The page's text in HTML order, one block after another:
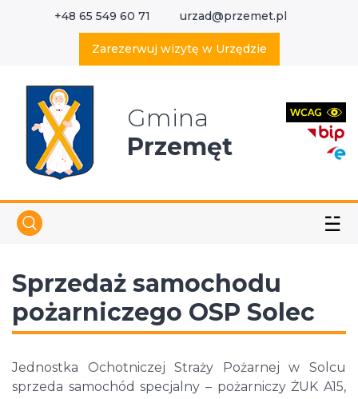
+48 65 549 60 71 urzad@przemet.pl
Zarezerwuj wizytę w Urzędzie
Gmina
Przemęt
☱
Sprzedaż samochodu
pożarniczego OSP Solec
Jednostka Ochotniczej Straży Pożarnej w Solcu
sprzeda samochód specjalny – pożarniczy ŻUK A15,
Wyszukaj w serwisie